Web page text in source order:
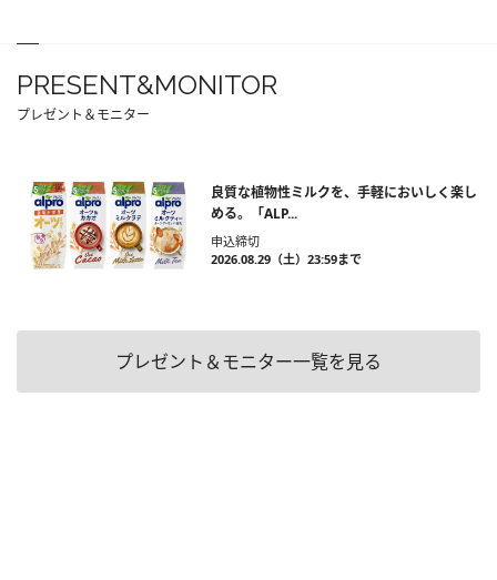
PRESENT&MONITOR
プレゼント＆モニター
良質な植物性ミルクを、手軽においしく楽し
める。「ALP...
申込締切
2026.08.29（土）23:59まで
プレゼント＆モニター一覧を見る